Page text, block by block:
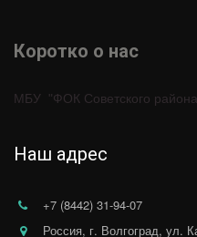
Коротко о нас
МБУ  "ФОК Советского
Наш адрес
+7 (8442) 31-94-07
Россия, г. Волгоград, ул.